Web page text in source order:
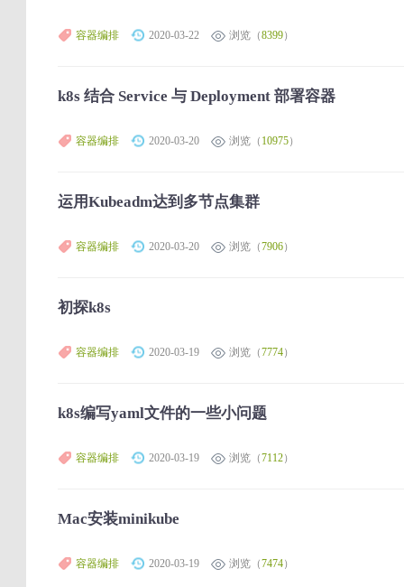
容器编排 2020-03-22 浏览（8399）
k8s 结合 Service 与 Deployment 部署容器
容器编排 2020-03-20 浏览（ 10975）
运用Kubeadm达到多节点集群
容器编排 2020-03-20 浏览（7906）
初探k8s
容器编排 2020-03-19 浏览（7774）
k8s编写yaml文件的一些小问题
容器编排 2020-03-19 浏览（7112）
Mac安装minikube
容器编排 2020-03-19 浏览（7474）